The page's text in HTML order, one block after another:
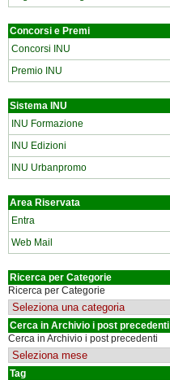
Concorsi e Premi
Concorsi INU
Premio INU
Sistema INU
INU Formazione
INU Edizioni
INU Urbanpromo
Area Riservata
Entra
Web Mail
Ricerca per Categorie
Ricerca per Categorie
Cerca in Archivio i post precedenti
Cerca in Archivio i post precedenti
Tag